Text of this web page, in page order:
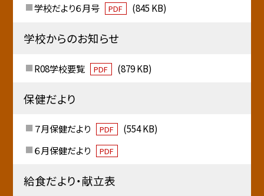
学校だより６月号
PDF (845 KB)
学校からのお知らせ
R08学校要覧 PDF (879 KB)
保健だより
７月保健だより PDF
(554 KB)
６月保健だより
PDF
給食だより・献立表